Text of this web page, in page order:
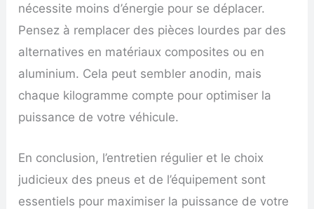
nécessite moins d’énergie pour se déplacer.
Pensez à remplacer des pièces lourdes par des
alternatives en matériaux composites ou en
aluminium. Cela peut sembler anodin, mais
chaque kilogramme compte pour optimiser la
puissance de votre véhicule.
En conclusion, l’entretien régulier et le choix
judicieux des pneus et de l’équipement sont
essentiels pour maximiser la puissance de votre